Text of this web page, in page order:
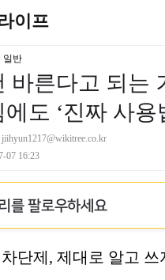
이프
일반
바른다고 되는
도 ‘진짜 사용
jiihyun1217@wikitree.co.kr
07 16:23
를 팔로우하세요
단제, 제대로 알고 쓰